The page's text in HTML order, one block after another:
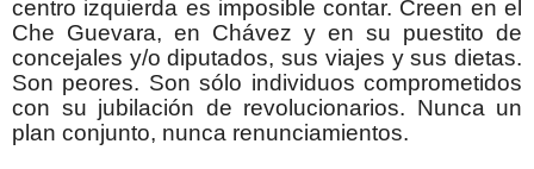
centro izquierda es imposible contar. Creen en el
Che Guevara, en Chávez y en su puestito de
concejales y/o diputados, sus viajes y sus dietas.
Son peores. Son sólo individuos comprometidos
con su jubilación de revolucionarios. Nunca un
plan conjunto, nunca renunciamientos.